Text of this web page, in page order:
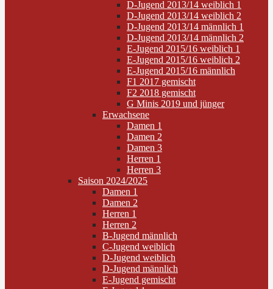
D-Jugend 2013/14 weiblich 1
D-Jugend 2013/14 weiblich 2
D-Jugend 2013/14 männlich 1
D-Jugend 2013/14 männlich 2
E-Jugend 2015/16 weiblich 1
E-Jugend 2015/16 weiblich 2
E-Jugend 2015/16 männlich
F1 2017 gemischt
F2 2018 gemischt
G Minis 2019 und jünger
Erwachsene
Damen 1
Damen 2
Damen 3
Herren 1
Herren 3
Saison 2024/2025
Damen 1
Damen 2
Herren 1
Herren 2
B-Jugend männlich
C-Jugend weiblich
D-Jugend weiblich
D-Jugend männlich
E-Jugend gemischt